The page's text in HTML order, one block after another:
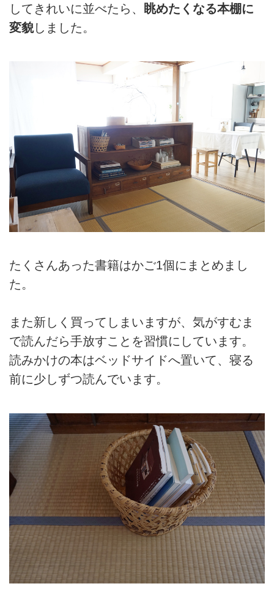
してきれいに並べたら、
眺めたくなる本棚に
変貌しました。
たくさんあった書籍はかご1個にまとめまし
た。
また新しく買ってしまいますが、気がすむま
で読んだら手放すことを習慣にしています。
読みかけの本はベッドサイドへ置いて、寝る
前に少しずつ読んでいます。